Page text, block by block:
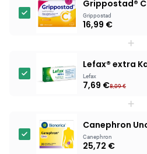
Ohrstöpsel
3,79 € 3,95 €
ARZNEIMITTEL & GESUNDHEIT
Alkoholtupfer,
100 Stück
3,75 €
ARZNEIMITTEL & GESUNDHEIT
7,69 € 8,09 € -5%
ARZNEIMITTEL & GESUNDHEIT
Grippostad® C
Grippostad
16,99 €
+
Lefax® extra
Lefax
7,69 €8,09 €
+
Canephron
Canephron
25,72 €